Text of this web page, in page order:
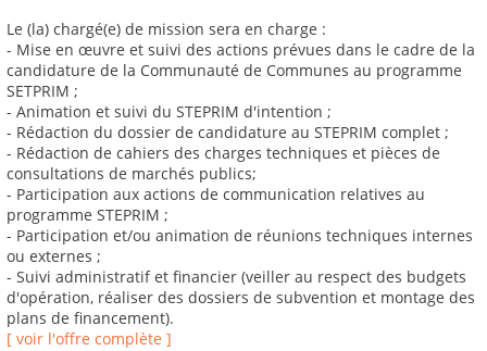
Le (la) chargé(e) de mission sera en charge :
- Mise en œuvre et suivi des actions prévues dans le cadre de la
candidature de la Communauté de Communes au programme
SETPRIM ;
- Animation et suivi du STEPRIM d'intention ;
- Rédaction du dossier de candidature au STEPRIM complet ;
- Rédaction de cahiers des charges techniques et pièces de
consultations de marchés publics;
- Participation aux actions de communication relatives au
programme STEPRIM ;
- Participation et/ou animation de réunions techniques internes
ou externes ;
- Suivi administratif et financier (veiller au respect des budgets
d'opération, réaliser des dossiers de subvention et montage des
plans de financement).
[ voir l'offre complète ]